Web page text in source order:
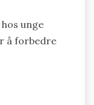
unge
å forbedre